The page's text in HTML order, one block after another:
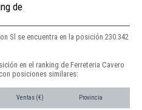
de
Sl se encuentra en la posición 230.342
en el ranking de Ferreteria Cavero
posiciones similares:
Ventas (€) Provincia